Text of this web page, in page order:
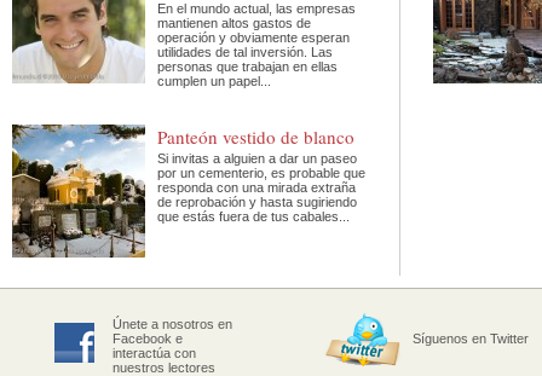
En el mundo actual, las empresas
mantienen altos gastos de
operación y obviamente esperan
utilidades de tal inversión. Las
personas que trabajan en ellas
cumplen un papel...
Panteón vestido de blanco
Si invitas a alguien a dar un paseo
por un cementerio, es probable que
responda con una mirada extraña
de reprobación y hasta sugiriendo
que estás fuera de tus cabales...
Únete a nosotros en
Facebook e
interactúa con
nuestros lectores
Síguenos en Twitter